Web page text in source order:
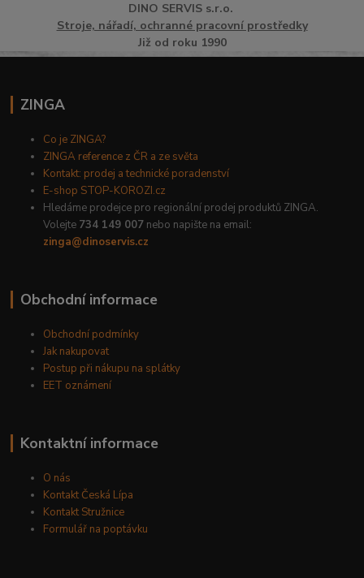
DINO SERVISs.r.o.
Stroje, nářadí, ochranné pracovní prostředky
Již od roku 1990
ZINGA
Co je ZINGA?
ZINGA reference z ČR a ze světa
Kontakt: prodej a technické poradenství
E-shop STOP-KOROZI.cz
Hledáme prodejce pro regionální prodej produktů ZINGA.
Volejte 734 149 007 nebo napište na email:
zinga@dinoservis.cz
Obchodní informace
Obchodní podmínky
Jak nakupovat
Postup při nákupu na splátky
EET oznámení
Kontaktní informace
O nás
Kontakt Česká Lípa
Kontakt Stružnice
Formulář na poptávku